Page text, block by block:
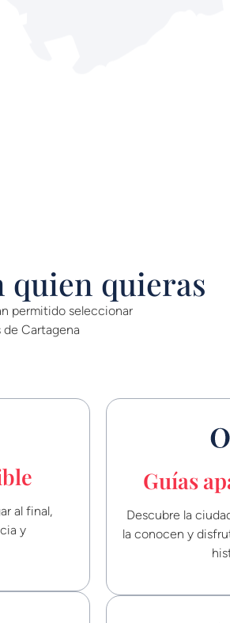
quien quieras
permitido seleccionar
de Cartagena
al final,
y
Guías
Descubre la
la conocen y